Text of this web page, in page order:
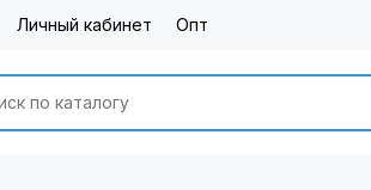
Личный кабинет Опт